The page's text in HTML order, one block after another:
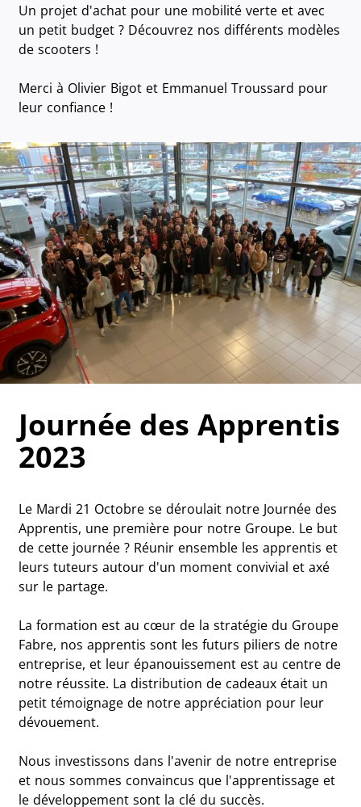
Un projet d'achat pour une mobilité verte et avec
un petit budget ? Découvrez nos différents modèles
de scooters !
Merci à Olivier Bigot et Emmanuel Troussard pour
leur confiance !
Journée des Apprentis
2023
Le Mardi 21 Octobre se déroulait notre Journée des
Apprentis, une première pour notre Groupe. Le but
de cette journée ? Réunir ensemble les apprentis et
leurs tuteurs autour d'un moment convivial et axé
sur le partage.
La formation est au cœur de la stratégie du Groupe
Fabre, nos apprentis sont les futurs piliers de notre
entreprise, et leur épanouissement est au centre de
notre réussite. La distribution de cadeaux était un
petit témoignage de notre appréciation pour leur
dévouement.
Nous investissons dans l'avenir de notre entreprise
et nous sommes convaincus que l'apprentissage et
le développement sont la clé du succès.